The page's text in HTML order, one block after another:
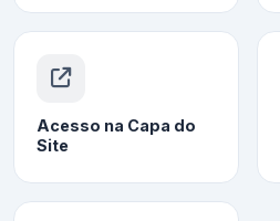
Acesso na Capa do
Site